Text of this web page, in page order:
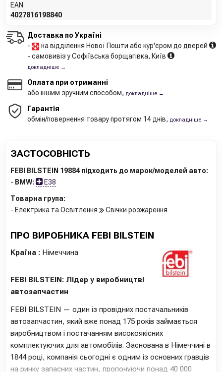
EAN
4027816198840
Доставка по Україні
-
на відділення Нової Пошти або кур'єром до дверей
- самовивіз у Софіївська борщагівка, Київ
докладніше →
Оплата при отриманні
або іншим зручним способом, докладніше →
Гарантія
обмін/повернення товару протягом 14 днів, докладніше →
ЗАСТОСОВНІСТЬ
FEBI BILSTEIN 19884 підходить до марок/моделей авто:
- BMW: E38
Товарна група:
- Електрика та Освітлення
Свічки розжарення
ПРО ВИРОБНИКА FEBI BILSTEIN
Країна : Німеччина
FEBI BILSTEIN: Лідер у виробництві
автозапчастин
FEBI BILSTEIN — один із провідних постачальників
автозапчастин, який вже понад 175 років займається
виробництвом і постачанням високоякісних
комплектуючих для автомобілів. Заснована в Німеччині в
1844 році, компанія сьогодні є одним із основних гравців
на ринку запасних частин, пропонуючи понад 40 000